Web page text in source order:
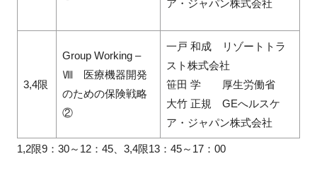
ア・ジャパン株式会社
3,4限
Group Working –
Ⅷ 医療機器開発
のための保険戦略
②
一戸 和成 リゾートトラ
スト株式会社
笹田 学 厚生労働省
大竹 正規 GEへルスケ
ア・ジャパン株式会社
1,2限9：30～12：45、3,4限13：45～17：00